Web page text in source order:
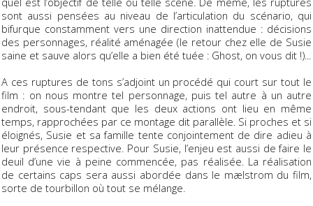
sont aussi pensées au niveau de l’articulation du scénario, qui
bifurque constamment vers une direction inattendue : décisions
des personnages, réalité aménagée (le retour chez elle de Susie
saine et sauve alors qu’elle a bien été tuée : Ghost, on vous dit !)...
A ces ruptures de tons s’adjoint un procédé qui court sur tout le
film : on nous montre tel personnage, puis tel autre à un autre
endroit, sous-tendant que les deux actions ont lieu en même
temps, rapprochées par ce montage dit parallèle. Si proches et si
éloignés, Susie et sa famille tente conjointement de dire adieu à
leur présence respective. Pour Susie, l’enjeu est aussi de faire le
deuil d’une vie à peine commencée, pas réalisée. La réalisation
de certains caps sera aussi abordée dans le mælstrom du film,
sorte de tourbillon où tout se mélange.